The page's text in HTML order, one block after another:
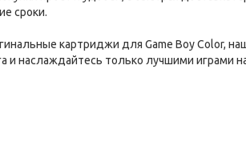
сроки.
картриджи для Game Boy Color,
и наслаждайтесь только лучшими играми